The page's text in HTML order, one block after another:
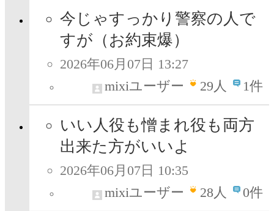
今じゃすっかり警察の人で
すが（お約束爆）
2026年06月07日 13:27
mixiユーザー
29人 1件
いい人役も憎まれ役も両方
出来た方がいいよ
2026年06月07日 10:35
mixiユーザー
28人 0件